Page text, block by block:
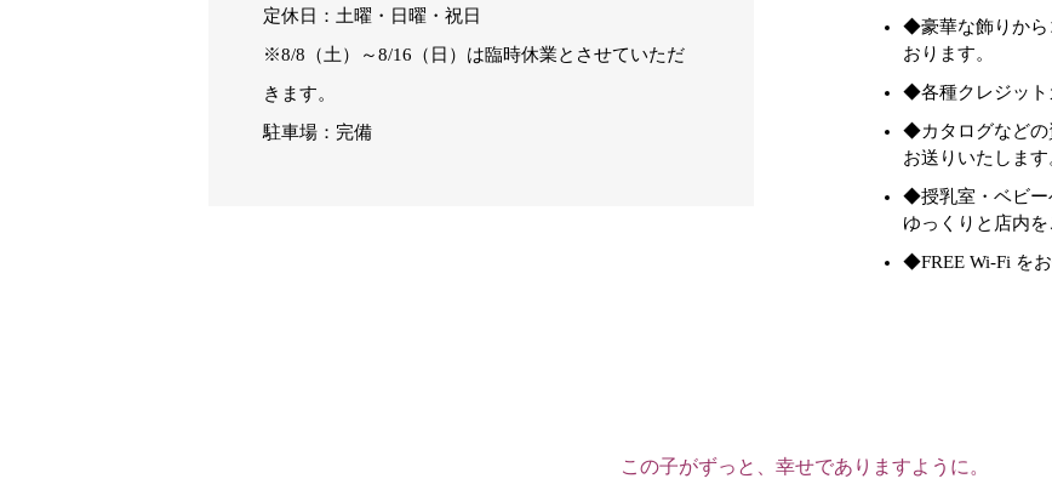
定休日：土曜・日曜・祝日
※8/8（土）～8/16（日）は臨時休業とさせていただ
きます。
駐車場：完備
◆豪華な飾りから
おります。
◆各種クレジット
◆カタログなどの
お送りいたします
◆授乳室・ベビー
ゆっくりと店内を
◆FREE Wi-Fi を
この子がずっと、幸せでありますように。